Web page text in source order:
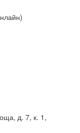
д. 7, к. 1,